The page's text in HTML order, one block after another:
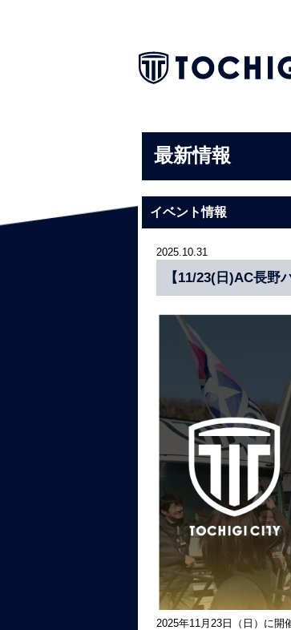
最新情報
イベント情報
2025.10.31
【11/23(日)AC長
2025年11月23日（日）に